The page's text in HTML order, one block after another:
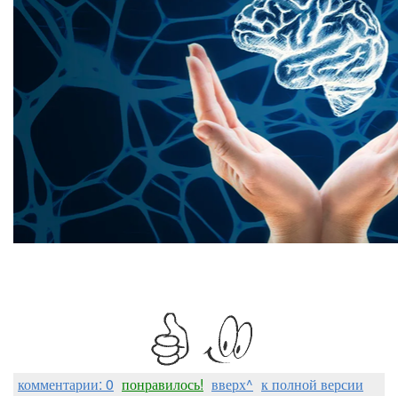
комментарии: 0 понравилось! вверх^ к полной версии